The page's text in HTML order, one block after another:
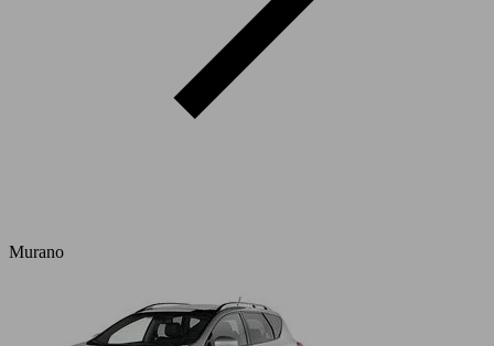
Murano